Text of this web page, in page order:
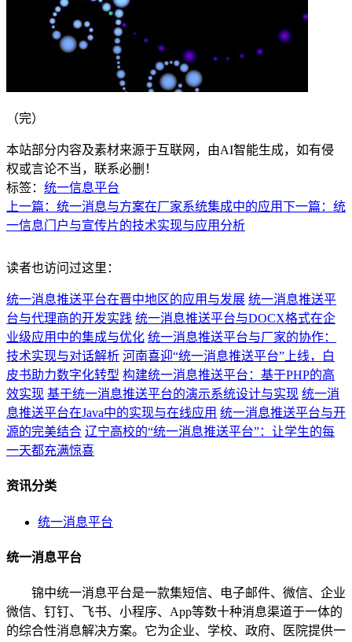
（完）
本站部分内容及素材来源于互联网，由AI智能生成，如有侵
权或言论不当，联系必删！
标签： 统一信息平台
上一篇：统一消息与方案在厂家系统集成中的应用下一篇：统
一信息门户与宣传片的技术实现与应用分析
读者也访问过这里：
统一消息推送平台在晋中地区的应用与发展 统一消息推送平
台与代理商的开发实践 统一消息推送平台与DOCX格式在企
业级应用中的集成与优化 统一消息推送平台与厂家的协作：
技术实现与对话解析 河南喜迎“统一消息推送平台”上线，白
皮书助力数字化转型 构建统一消息推送平台：基于PHP的高
效实现 基于统一消息推送平台的演示系统设计与实现 统一消
息推送平台在Java中的实现与在线应用 统一消息推送平台与开
源的完美结合 辽宁高校的“统一消息推送平台”：让学生的每
一天都充满惊喜
资讯分类
统一消息平台
统一消息平台
锦中统一消息平台是一款集短信、电子邮件、微信、企业
微信、钉钉、飞书、小程序、App等数十种消息渠道于一体的
的综合性消息解决方案。它为企业、学校、政府、医院提供一